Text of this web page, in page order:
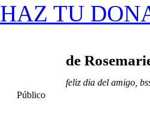
HAZ TU
Público
de
feliz dia del amigo,